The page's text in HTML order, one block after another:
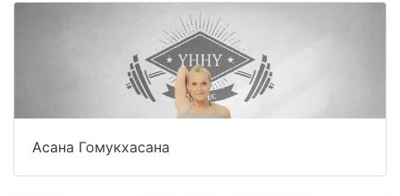
Асана Гомукхасана